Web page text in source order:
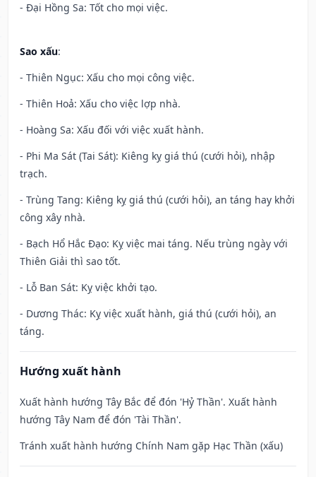
- Đại Hồng Sa: Tốt cho mọi việc.
Sao xấu:
- Thiên Ngục: Xấu cho mọi công việc.
- Thiên Hoả: Xấu cho việc lợp nhà.
- Hoàng Sa: Xấu đối với việc xuất hành.
- Phi Ma Sát (Tai Sát): Kiêng kỵ giá thú (cưới hỏi), nhập
trạch.
- Trùng Tang: Kiêng kỵ giá thú (cưới hỏi), an táng hay khởi
công xây nhà.
- Bạch Hổ Hắc Đạo: Kỵ việc mai táng. Nếu trùng ngày với
Thiên Giải thì sao tốt.
- Lỗ Ban Sát: Kỵ việc khởi tạo.
- Dương Thác: Kỵ việc xuất hành, giá thú (cưới hỏi), an
táng.
Hướng xuất hành
Xuất hành hướng Tây Bắc để đón 'Hỷ Thần'. Xuất hành
hướng Tây Nam để đón 'Tài Thần'.
Tránh xuất hành hướng Chính Nam gặp Hạc Thần (xấu)